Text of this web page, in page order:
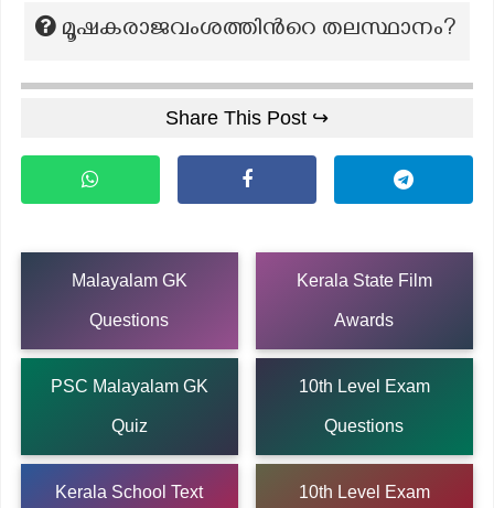
മൂഷകരാജവംശത്തിന്‍റെ തലസ്ഥാനം?
Share This Post ↪
Malayalam GK
Questions
Kerala State Film
Awards
PSC Malayalam GK
Quiz
10th Level Exam
Questions
Kerala School Text 10th Level Exam